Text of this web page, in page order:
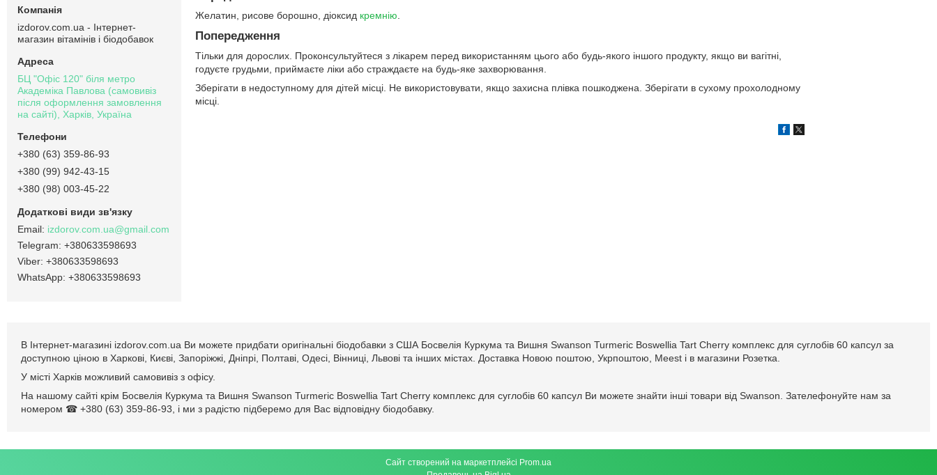
Желатин, рисове борошно, діоксид кремнію
Попередження
Тільки для дорослих. Проконсультуйтеся з лікарем перед використанням цього або будь-якого іншого продукту, якщо ви вагітні,
годуєте грудьми, приймаєте ліки або страждаєте на будь-яке захворювання.
Зберігати в недоступному для дітей місці. Не використовувати, якщо захисна плівка пошкоджена. Зберігати в сухому прохолодному
місці.
izdorov.com.ua - Інтернет-
магазин вітамінів і біодобавок
БЦ "Офіс 120" біля метро
Академіка Павлова (самовивіз
після оформлення замовлення
на сайті), Харків, Україна
+380 (63) 359-86-93
+380 (99) 942-43-15
+380 (98) 003-45-22
izdorov.com.ua@gmail.com
+380633598693
+380633598693
+380633598693
В Інтернет-магазині izdorov.com.ua Ви можете придбати оригінальні біодобавки з США Босвелія Куркума та Вишня Swanson Turmeric Boswellia Tart Cherry комплекс для суглобів 60 капсул за
доступною ціною в Харкові, Києві, Запоріжжі, Дніпрі, Полтаві, Одесі, Вінниці, Львові та інших містах. Доставка Новою поштою, Укрпоштою, Meest і в магазини Розетка.
У місті Харків можливий самовивіз з офісу.
На нашому сайті крім Босвелія Куркума та Вишня Swanson Turmeric Boswellia Tart Cherry комплекс для суглобів 60 капсул Ви можете знайти інші товари від Swanson. Зателефонуйте нам за
номером ☎ +380 (63) 359-86-93, і ми з радістю підберемо для Вас відповідну біодобавку.
Сайт створений на маркетплейсі Prom.ua